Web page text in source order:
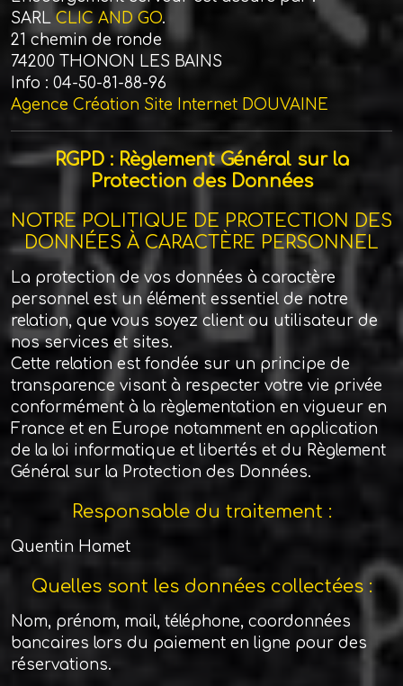
SARL CLIC AND GO.
21 chemin de ronde
74200 THONON LES BAINS
Info : 04-50-81-88-96
Agence Création Site Internet DOUVAINE
RGPD : Règlement Général sur la
Protection des Données
NOTRE POLITIQUE DE PROTECTION DES
DONNÉES À CARACTÈRE PERSONNEL
La protection de vos données à caractère
personnel est un élément essentiel de notre
relation, que vous soyez client ou utilisateur de
nos services et sites.
Cette relation est fondée sur un principe de
transparence visant à respecter votre vie privée
conformément à la règlementation en vigueur en
France et en Europe notamment en application
de la loi informatique et libertés et du Règlement
Général sur la Protection des Données.
Responsable du traitement :
Quentin Hamet
Quelles sont les données collectées :
Nom, prénom, mail, téléphone, coordonnées
bancaires lors du paiement en ligne pour des
réservations.